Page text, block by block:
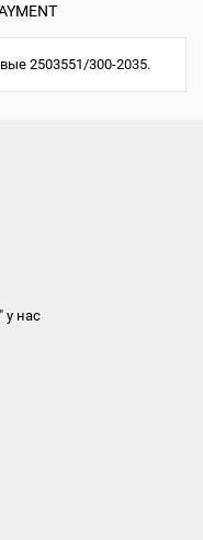
2503551/300-2035.
у нас